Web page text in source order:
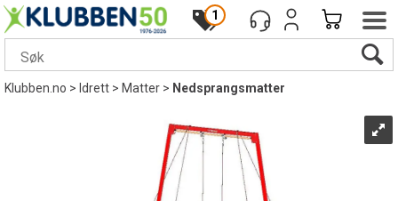
1
Klubben.no> Idrett>Matter> Nedsprangsmatter